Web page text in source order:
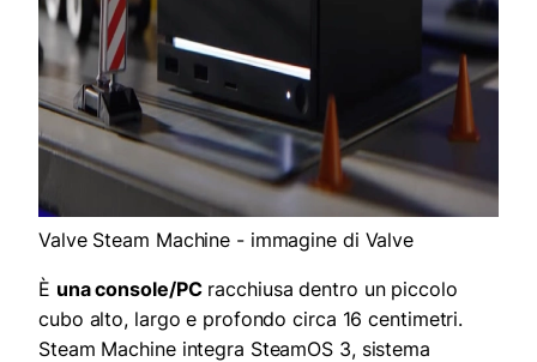
Valve Steam Machine - immagine di Valve
È una console/PCracchiusa dentro un piccolo
cubo alto, largo e profondo circa 16 centimetri.
Steam Machine integra SteamOS 3, sistema